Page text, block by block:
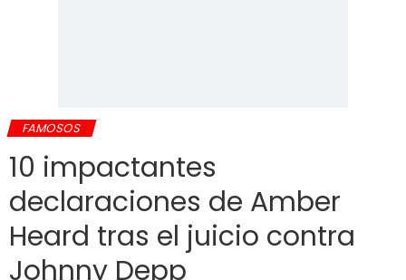
FAMOSOS
10 impactantes
declaraciones de Amber
Heard tras el juicio contra
Johnny Depp